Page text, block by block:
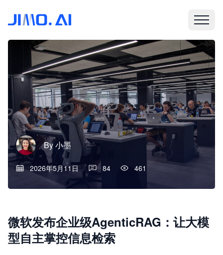
By小墨
2026年5月11日 84 461
微软发布企业级AgenticRAG：让大模
型自主掌控信息检索